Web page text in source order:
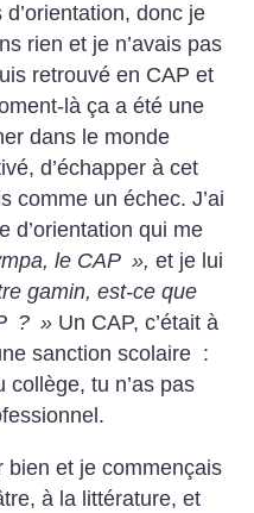
donc je
rien et je n’avais pas
retrouvé en CAP et
là ça a été une
dans le monde
d’échapper à cet
comme un échec. J’ai
d’orientation qui me
le CAP », et je lui
gamin, est-ce que
? » Un CAP, c’était à
sanction scolaire :
collège, tu n’as pas
bien et je commençais
à la littérature, et